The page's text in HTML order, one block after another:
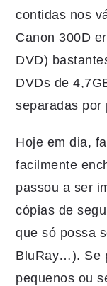
contidas nos
Canon 300D
DVD)
DVDs de
separadas por
Hoje em dia,
facilmente
passou a ser
cópias de
que só possa
BluRay…). Se
pequenos ou